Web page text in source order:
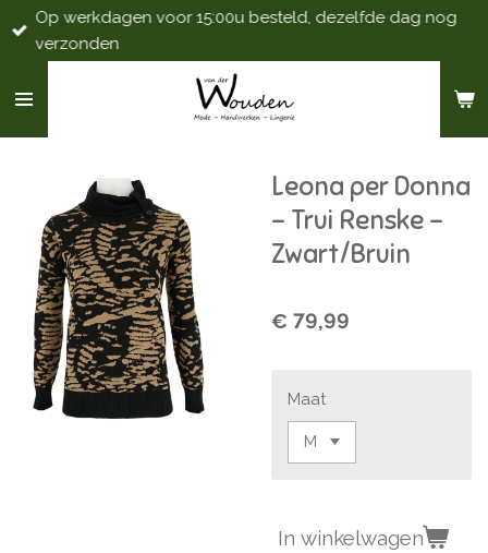
Ga
direct
de
Op werkdagen voor 15:00u besteld, dezelfde dag nog
verzonden
Leona per Donna
- Trui Renske -
Zwart/Bruin
€ 79,99
Maat
In winkelwagen